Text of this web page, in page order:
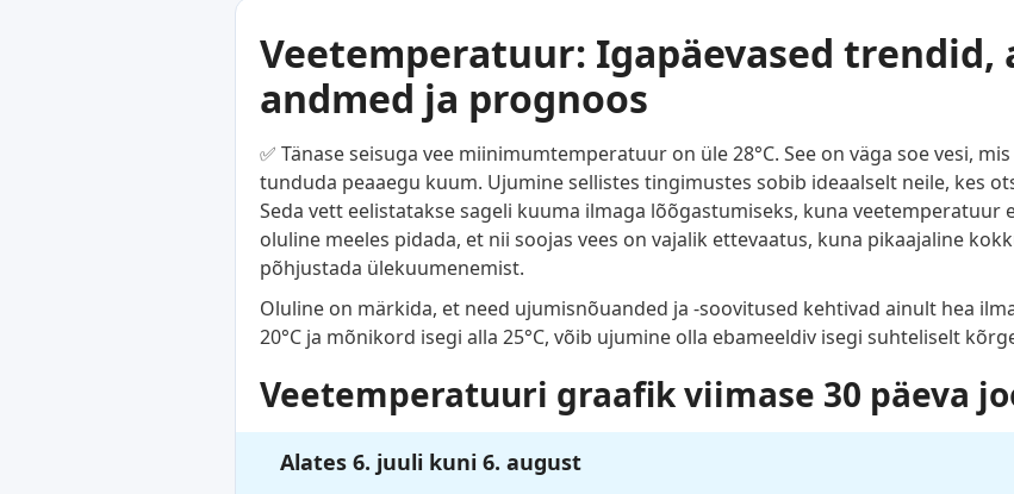
Veetemperatuur: Igapäevased trendid,
andmed ja prognoos
✅ Tänase seisuga vee miinimumtemperatuur on üle 28°C. See on väga soe vesi,
tunduda peaaegu kuum. Ujumine sellistes tingimustes sobib ideaalselt neile, kes
Seda vett eelistatakse sageli kuuma ilmaga lõõgastumiseks, kuna veetemperatuur
oluline meeles pidada, et nii soojas vees on vajalik ettevaatus, kuna pikaajaline
põhjustada ülekuumenemist.
Oluline on märkida, et need ujumisnõuanded ja -soovitused kehtivad ainult hea
20°C ja mõnikord isegi alla 25°C, võib ujumine olla ebameeldiv isegi suhteliselt
Veetemperatuuri graafik viimase 30 päeva
Alates 6. juuli kuni 6. august